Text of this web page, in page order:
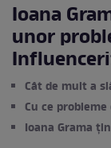
Ioana
unor
Cât de mult a
Cu ce
Ioana Grama